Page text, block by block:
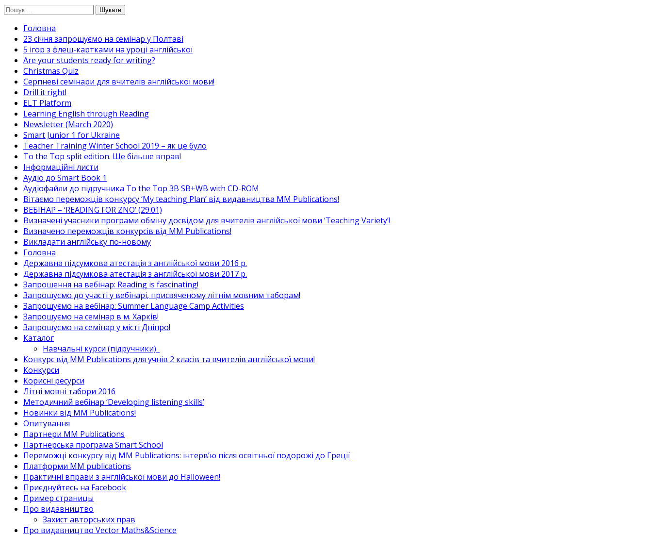
Перейти
вмісту
Пошук:
Головна
23 січня запрошуємо на семінар у Полтаві
5 ігор з флеш-картками на уроці англійської
Are your students ready for writing?
Christmas Quiz
Cерпневі семінари для вчителів англійської мови!
Drill it right!
ELT Platform
Learning English through Reading
Newsletter (March 2020)
Smart Junior 1 for Ukraine
Teacher Training Winter School 2019 – як це було
To the Top split edition. Ще більше вправ!
Інформаційні листи
Аудіо до Smart Book 1
Аудіофайли до підручника To the Top 3B SB+WB with CD-ROM
Вітаємо переможців конкурсу ‘My teaching Plan’ від видавництва MM Publications!
ВЕБІНАР – ‘READING FOR ZNO’ (29.01)
Визначені учасники програми обміну досвідом для вчителів англійської мови ‘Teaching Variety’!
Визначено переможців конкурсів від MM Publications!
Викладати англійську по-новому
Головна
Державна підсумкова атестація з англійської мови 2016 р.
Державна підсумкова атестація з англійської мови 2017 р.
Запрошення на вебінар: Reading is fascinating!
Запрошуємо до участі у вебінарі, присвяченому літнім мовним таборам!
Запрошуємо на вебінар: Summer Language Camp Activities
Запрошуємо на семінар в м. Харків!
Запрошуємо на семінар у місті Дніпро!
Каталог
Навчальні курси (підручники)_
Конкурс від MM Publications для учнів 2 класів та вчителів англійської мови!
Конкурси
Корисні ресурси
Літні мовні табори 2016
Методичний вебінар ‘Developing listening skills’
Новинки від MM Publications!
Опитування
Партнери MM Publications
Партнерська програма Smart School
Переможці конкурсу від MM Publications: інтерв’ю після освітньої подорожі до Греції
Платформи MM publications
Практичні вправи з англійської мови до Halloween!
Приєднуйтесь на Facebook
Пример страницы
Про видавництво
Захист авторських прав
Про видавництво Vector Maths&Science